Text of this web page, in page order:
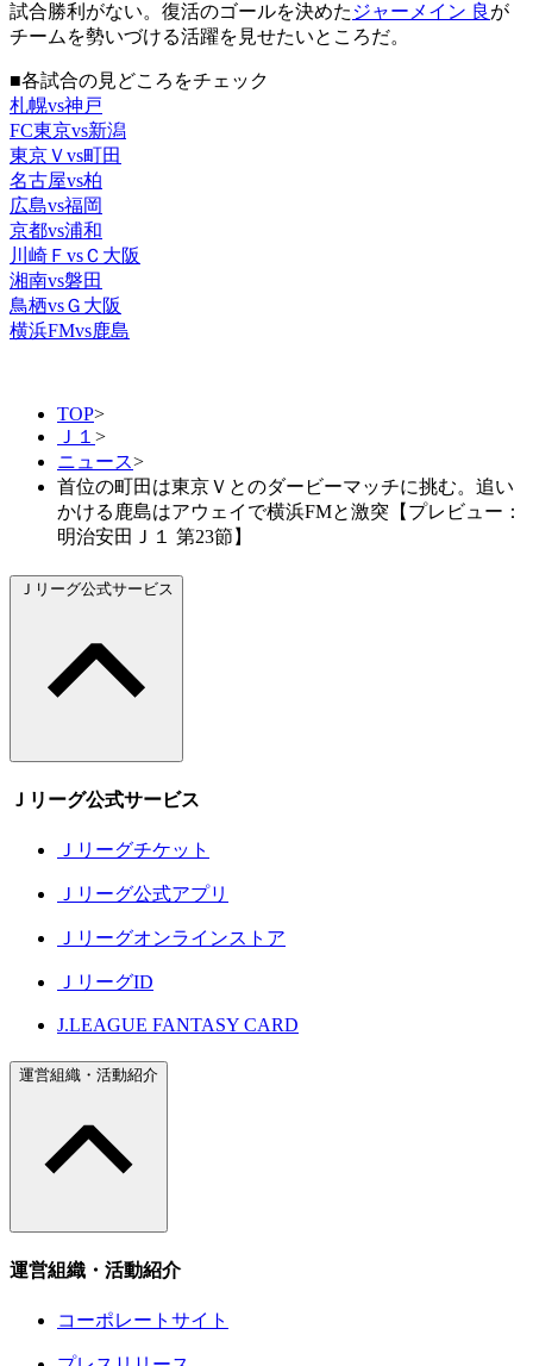
試合勝利がない。復活のゴールを決めた ジャーメイン 良 が
チームを勢いづける活躍を見せたいところだ。
■各試合の見どころをチェック
札幌vs神戸
FC東京vs新潟
東京Ｖvs町田
名古屋vs柏
広島vs福岡
京都vs浦和
川崎ＦvsＣ大阪
湘南vs磐田
鳥栖vsＧ大阪
横浜FMvs鹿島
TOP>
Ｊ１ >
ニュース>
首位の町田は東京Ｖとのダービーマッチに挑む。追い
かける鹿島はアウェイで横浜FMと激突【プレビュー：
明治安田Ｊ１ 第23節】
Ｊリーグ公式サービス
Ｊリーグ公式サービス
Ｊリーグチケット
Ｊリーグ公式アプリ
Ｊリーグオンラインストア
ＪリーグID
J.LEAGUE FANTASY CARD
運営組織・活動紹介
運営組織・活動紹介
コーポレートサイト